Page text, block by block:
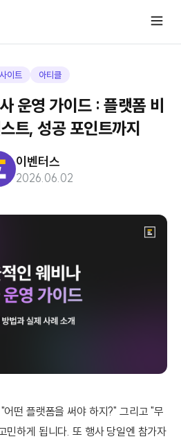
이트 아티클
운영 가이드 : 플랫폼 비
트, 성공 포인트까지
이벤터스
2026.06.02
떤 플랫폼을 써야 하지?" 그리고 "무
민하게 됩니다. 또 행사 당일엔 참가자